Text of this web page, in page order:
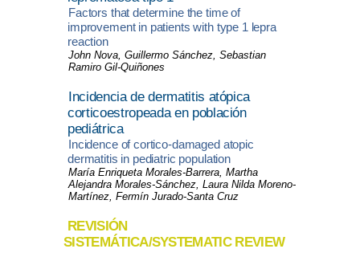
Factors that determine the time of
improvement in patients with type 1 lepra
reaction
John Nova, Guillermo Sánchez, Sebastian
Ramiro Gil-Quiñones
Incidencia de dermatitis atópica
corticoestropeada en población
pediátrica
Incidence of cortico-damaged atopic
dermatitis in pediatric population
María Enriqueta Morales-Barrera, Martha
Alejandra Morales-Sánchez, Laura Nilda Moreno-
Martínez, Fermín Jurado-Santa Cruz
REVISIÓN
SISTEMÁTICA/SYSTEMATIC REVIEW